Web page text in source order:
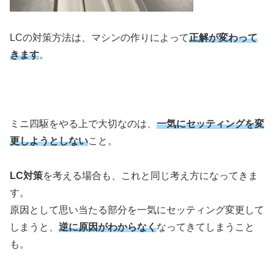
LCの対策方法は、マシンの作りによって正解が変わって
きます。
ミニ四駆をやる上で大切なのは、 一気にセッティングを変
更しようとしないこと。
LC対策を考える場合も、これと同じ考え方になってきま
す。
原因として思い当たる部分を一気にセッティング変更して
しまうと、 逆に原因がわからなくなってきてしまうこと
も。